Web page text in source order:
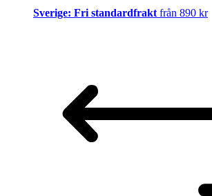
Sverige: Fri standardfrakt från 890 kr